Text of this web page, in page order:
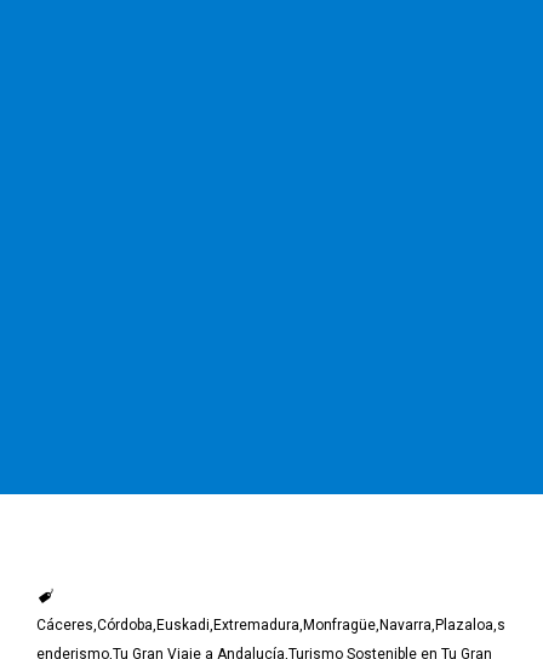
Cáceres Córdoba Euskadi Extremadura Monfragüe Navarra Plazaloa s
enderismo Tu Gran Viaje a Andalucía Turismo Sostenible en Tu Gran